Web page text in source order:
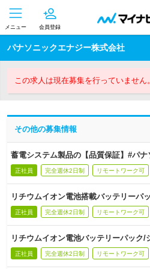
メニュー 会員登録
パナソニックエナジー株式会社
この求人は現在募集を行っていません。
その他の募集情報
蓄電システム製品の【品質保証】#パ
正社員 完全週休2日制 リモートワーク可
リチウムイオン電池搭載バッテリーパ
正社員 完全週休2日制 リモートワーク可
リチウムイオン電池バッテリーパック/
正社員 完全週休2日制 リモートワーク可